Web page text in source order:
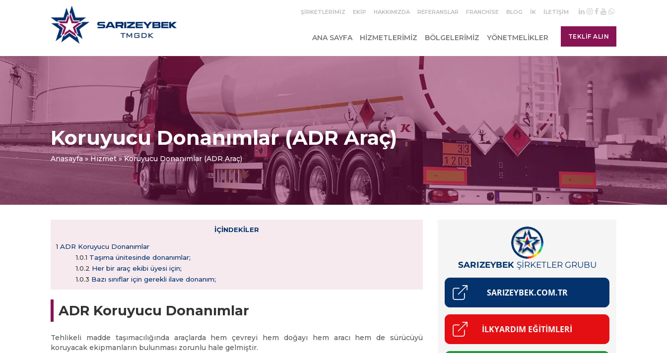
ŞIRKETLERIMIZ EKIP HAKKIMIZDA REFERANSLAR FRANCHISE BLOG İK İLETIŞIM
ANA SAYFA HIZMETLERIMIZ BÖLGELERIMIZ YÖNETMELIKLER TEKLIF ALIN
Koruyucu Donanımlar (ADR Araç)
Anasayfa»Hizmet»Koruyucu Donanımlar (ADR Araç)
İÇİNDEKİLER
1 ADR Koruyucu Donanımlar
1.0.1 Taşıma ünitesinde donanımlar;
1.0.2 Her bir araç ekibi üyesi için;
1.0.3 Bazı sınıflar için gerekli ilave donanım;
ADR Koruyucu Donanımlar
Tehlikeli madde taşımacılığında araçlarda hem çevreyi hem doğayı hem aracı hem de sürücüyü
koruyacak ekipmanların bulunması zorunlu hale gelmiştir.